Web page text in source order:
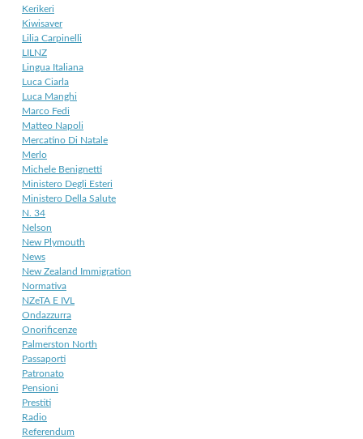
Kerikeri
Kiwisaver
Lilia Carpinelli
LILNZ
Lingua Italiana
Luca Ciarla
Luca Manghi
Marco Fedi
Matteo Napoli
Mercatino Di Natale
Merlo
Michele Benignetti
Ministero Degli Esteri
Ministero Della Salute
N. 34
Nelson
New Plymouth
News
New Zealand Immigration
Normativa
NZeTA E IVL
Ondazzurra
Onorificenze
Palmerston North
Passaporti
Patronato
Pensioni
Prestiti
Radio
Referendum